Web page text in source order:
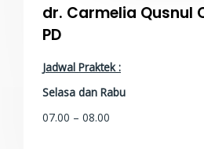
dr. Carmelia Qusnul
PD
Jadwal Praktek :
Selasa dan Rabu
07.00 – 08.00